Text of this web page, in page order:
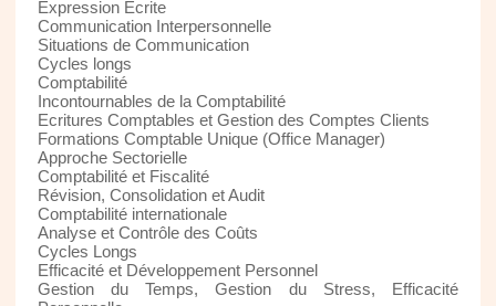
Expression Ecrite
Communication Interpersonnelle
Situations de Communication
Cycles longs
Comptabilité
Incontournables de la Comptabilité
Ecritures Comptables et Gestion des Comptes Clients
Formations Comptable Unique (Office Manager)
Approche Sectorielle
Comptabilité et Fiscalité
Révision, Consolidation et Audit
Comptabilité internationale
Analyse et Contrôle des Coûts
Cycles Longs
Efficacité et Développement Personnel
Gestion du Temps, Gestion du Stress, Efficacité